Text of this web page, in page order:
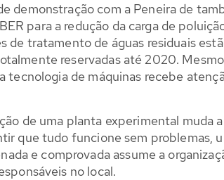
demonstração com a Peneira de
para a redução da carga de
de tratamento de águas residuais
reservadas até 2020.
tecnologia de máquinas recebe
de uma planta experimental muda
que tudo funcione sem problemas,
e comprovada assume a
no local.